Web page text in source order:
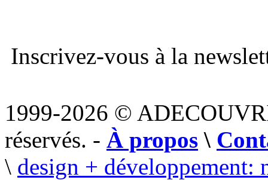
Inscrivez-vous à la
1999-2026 ©
réservés. - À propos \
\ design + développement: